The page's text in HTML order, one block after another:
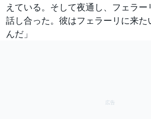
えている。そして夜通し、フェラー
話し合った。彼はフェラーリに来た
んだ」